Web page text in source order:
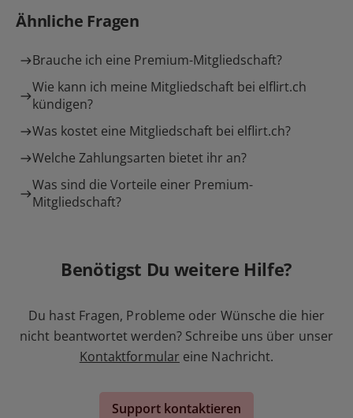
Ähnliche Fragen
Brauche ich eine Premium-Mitgliedschaft?
Wie kann ich meine Mitgliedschaft bei elflirt.ch
kündigen?
Was kostet eine Mitgliedschaft bei elflirt.ch?
Welche Zahlungsarten bietet ihr an?
Was sind die Vorteile einer Premium-
Mitgliedschaft?
Benötigst Du weitere Hilfe?
Du hast Fragen, Probleme oder Wünsche die hier
nicht beantwortet werden? Schreibe uns über unser
Kontaktformular eine Nachricht.
Support kontaktieren